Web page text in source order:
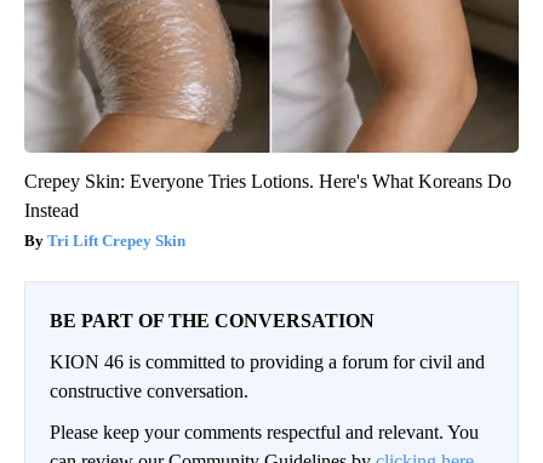
Crepey Skin: Everyone Tries Lotions. Here's What Koreans Do
Instead
Tri Lift Crepey Skin
BE PART OF THE CONVERSATION
KION 46 is committed to providing a forum for civil and
constructive conversation.
Please keep your comments respectful and relevant. You